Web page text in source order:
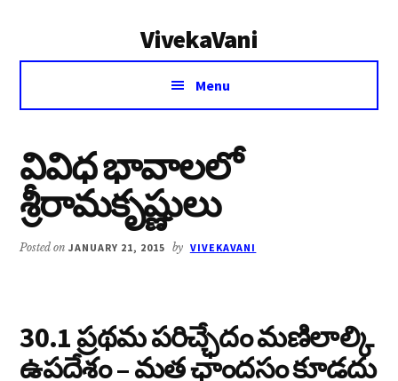
VivekaVani
Voice
Vivekananda
Menu
వివిధ భావాలలో
శ్రీరామకృష్ణులు
Posted onJANUARY 21, 2015 by VIVEKAVANI
30.1 ప్రథమ పరిచ్ఛేదం మణిలాల్కి
ఉపదేశం – మత ఛాందసం కూడదు